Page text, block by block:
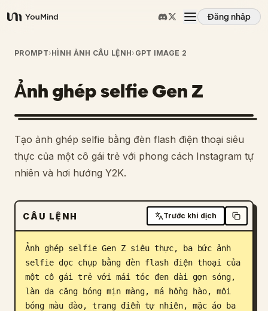
YouMind
Đăng nhập
Tổng quan
Các trường hợp sử dụng
Lời nhắc
Giá cả
Tải xuống
Blog
PROMPT›HÌNH ẢNH CÂU LỆNH› GPT IMAGE 2
Ảnh ghép selfie Gen Z
Tạo ảnh ghép selfie bằng đèn flash điện thoại siêu
thực của một cô gái trẻ với phong cách Instagram tự
nhiên và hơi hướng Y2K.
CÂU LỆNH Trước khi dịch
Ảnh ghép selfie Gen Z siêu thực, ba bức ảnh
selfie dọc chụp bằng đèn flash điện thoại của
một cô gái trẻ với mái tóc đen dài gợn sóng,
làn da căng bóng mịn màng, má hồng hào, môi
bóng màu đào, trang điểm tự nhiên, mặc áo ba